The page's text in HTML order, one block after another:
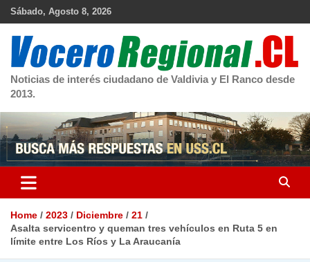
Skip
Sábado, Agosto 8, 2026
Noticias de interés ciudadano de Valdivia y El Ranco desde
2013.
Home 2023 Diciembre
21
Asalta servicentro y queman tres vehículos en Ruta 5 en
límite entre Los Ríos y La Araucanía